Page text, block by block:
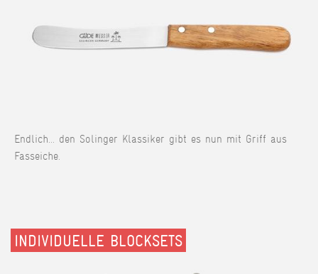
Endlich... den Solinger Klassiker gibt es nun mit Griff aus
Fasseiche.
INDIVIDUELLE BLOCKSETS